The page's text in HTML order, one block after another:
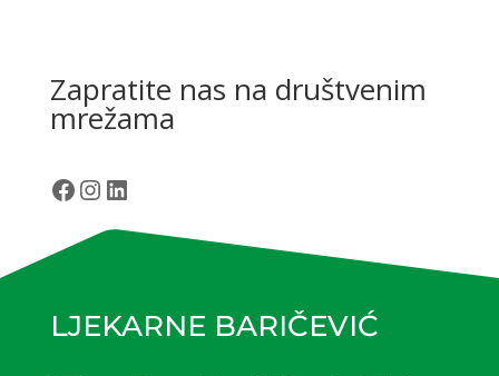
Zapratite nas na društvenim
mrežama
Facebook
Instagram
LinkedIn
LJEKARNE BARIČEVIĆ